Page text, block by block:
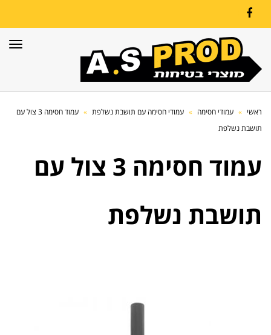
Facebook
ראשי » עמודי חסימה » עמודי חסימה עם תושבת נשלפת »
עמוד חסימה 3 צול עם
תושבת נשלפת
עמוד חסימה 3 צול עם
תושבת נשלפת